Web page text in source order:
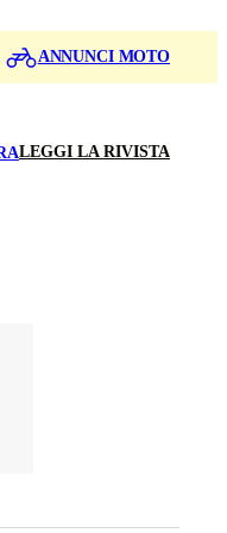
ANNUNCI MOTO
LEGGI LA RIVISTA